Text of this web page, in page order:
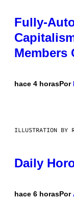
Fully-
Members
hace 4 horasPor
ILLUSTRATION BY
Daily
hace 6 horasPor